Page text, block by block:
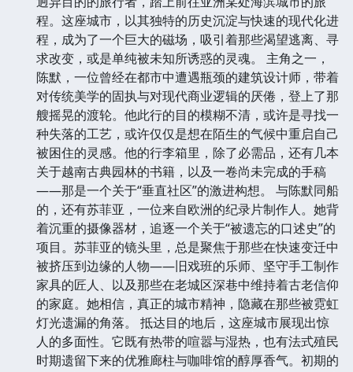
程。这座城市，以其独特的历史沉淀与快速的现代化进
程，成为了一个巨大的磁场，吸引着那些渴望逃离、寻
求改变，或是单纯被未知所诱惑的灵魂。 主角之一，
陈默，一位曾经在都市中遭遇瓶颈的建筑设计师，带着
对传统美学的固执与对现代商业逻辑的厌倦，登上了那
艘摇晃的渡轮。他此行的目的模糊不清，或许是寻找一
种失落的工艺，或许仅仅是想在陌生的气候中重启自己
被困住的灵感。他的行李箱里，除了必需品，还有几本
关于越南古典园林的书籍，以及一卷尚未完成的手稿
——那是一个关于“垂直社区”的激进构想。 与陈默同船
的，还有苏菲亚，一位来自欧洲的纪录片制作人。她背
着沉重的摄像器材，追逐一个关于“被遗忘的口述史”的
项目。苏菲亚的镜头里，总是聚焦于那些在快速变迁中
被挤压到边缘的人物——旧戏班的乐师、坚守手工制作
家具的匠人、以及那些在老城区深巷中维持着古老信仰
的家庭。她相信，真正的城市精神，隐藏在那些被霓虹
灯光遗漏的角落。 抵达目的地后，这座城市展现出惊
人的多面性。它既有热带的喧嚣与湿热，也有法式殖民
时期遗留下来的优雅廊柱与咖啡馆的醇厚香气。初期的